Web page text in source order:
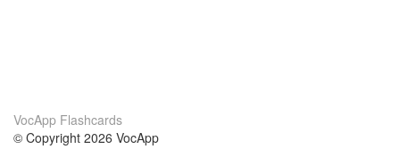
VocApp Flashcards
© Copyright 2026 VocApp